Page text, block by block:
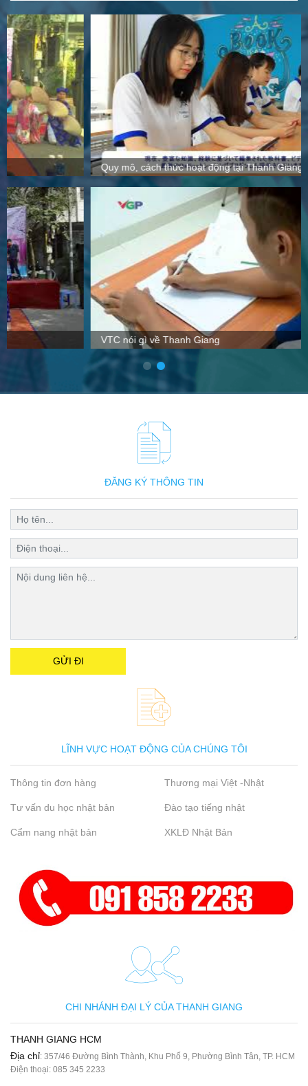
Quy mô, cách thức hoạt động tại Thanh Giang
VTC nói gì về Thanh Giang
ĐĂNG KÝ THÔNG TIN
LĨNH VỰC HOẠT ĐỘNG CỦA CHÚNG TÔI
Thông tin đơn hàng Thương mại Việt -Nhật
Tư vấn du học nhật bản Đào tạo tiếng nhật
Cẩm nang nhật bản XKLĐ Nhật Bản
CHI NHÁNH ĐẠI LÝ CỦA THANH GIANG
THANH GIANG HCM
Địa chỉ: 357/46 Đường Bình Thành, Khu Phố 9, Phường Bình Tân, TP. HCM
Điện thoại: 085 345 2233